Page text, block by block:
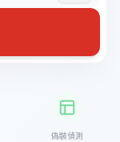
偽裝偵測